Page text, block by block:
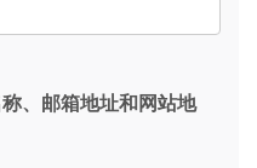
、邮箱地址和网站地